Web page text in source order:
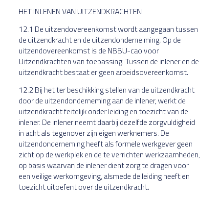
HET INLENEN VAN UITZENDKRACHTEN
12.1 De uitzendovereenkomst wordt aangegaan tussen
de uitzendkracht en de uitzendonderne ming. Op de
uitzendovereenkomst is de NBBU-cao voor
Uitzendkrachten van toepassing. Tussen de inlener en de
uitzendkracht bestaat er geen arbeidsovereenkomst.
12.2 Bij het ter beschikking stellen van de uitzendkracht
door de uitzendonderneming aan de inlener, werkt de
uitzendkracht feitelijk onder leiding en toezicht van de
inlener. De inlener neemt daarbij dezelfde zorgvuldigheid
in acht als tegenover zijn eigen werknemers. De
uitzendonderneming heeft als formele werkgever geen
zicht op de werkplek en de te verrichten werkzaamheden,
op basis waarvan de inlener dient zorg te dragen voor
een veilige werkomgeving, alsmede de leiding heeft en
toezicht uitoefent over de uitzendkracht.